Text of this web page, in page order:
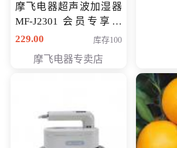
摩飞电器超声波加湿器
MF-J2301 会员专享价
168元
229.00 库存100
摩飞电器专卖店